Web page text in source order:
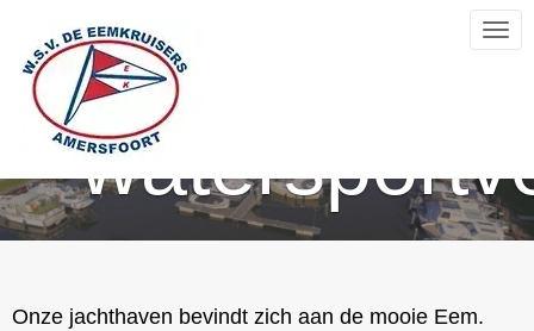
bij de
Onze jachthaven bevindt zich aan de mooie Eem.